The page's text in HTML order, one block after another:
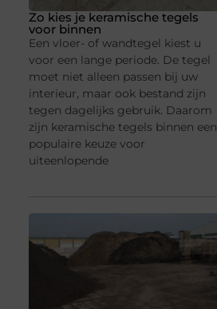
Zo kies je keramische tegels
voor binnen
Een vloer- of wandtegel kiest u
voor een lange periode. De tegel
moet niet alleen passen bij uw
interieur, maar ook bestand zijn
tegen dagelijks gebruik. Daarom
zijn keramische tegels binnen een
populaire keuze voor
uiteenlopende